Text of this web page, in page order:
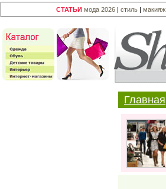
СТАТЬИ мода 2026 | стиль | макияж
Главная